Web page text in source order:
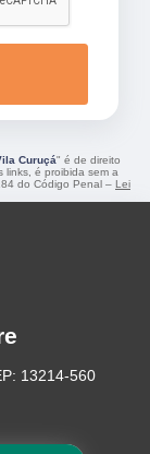
Curuçá" é de direito
links, é proibida sem a
do Código Penal – Lei
13214-560